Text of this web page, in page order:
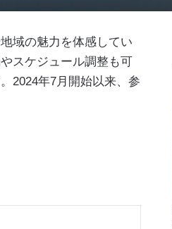
域の魅力を体感してい
スケジュール調整も可
2024年7月開始以来、参